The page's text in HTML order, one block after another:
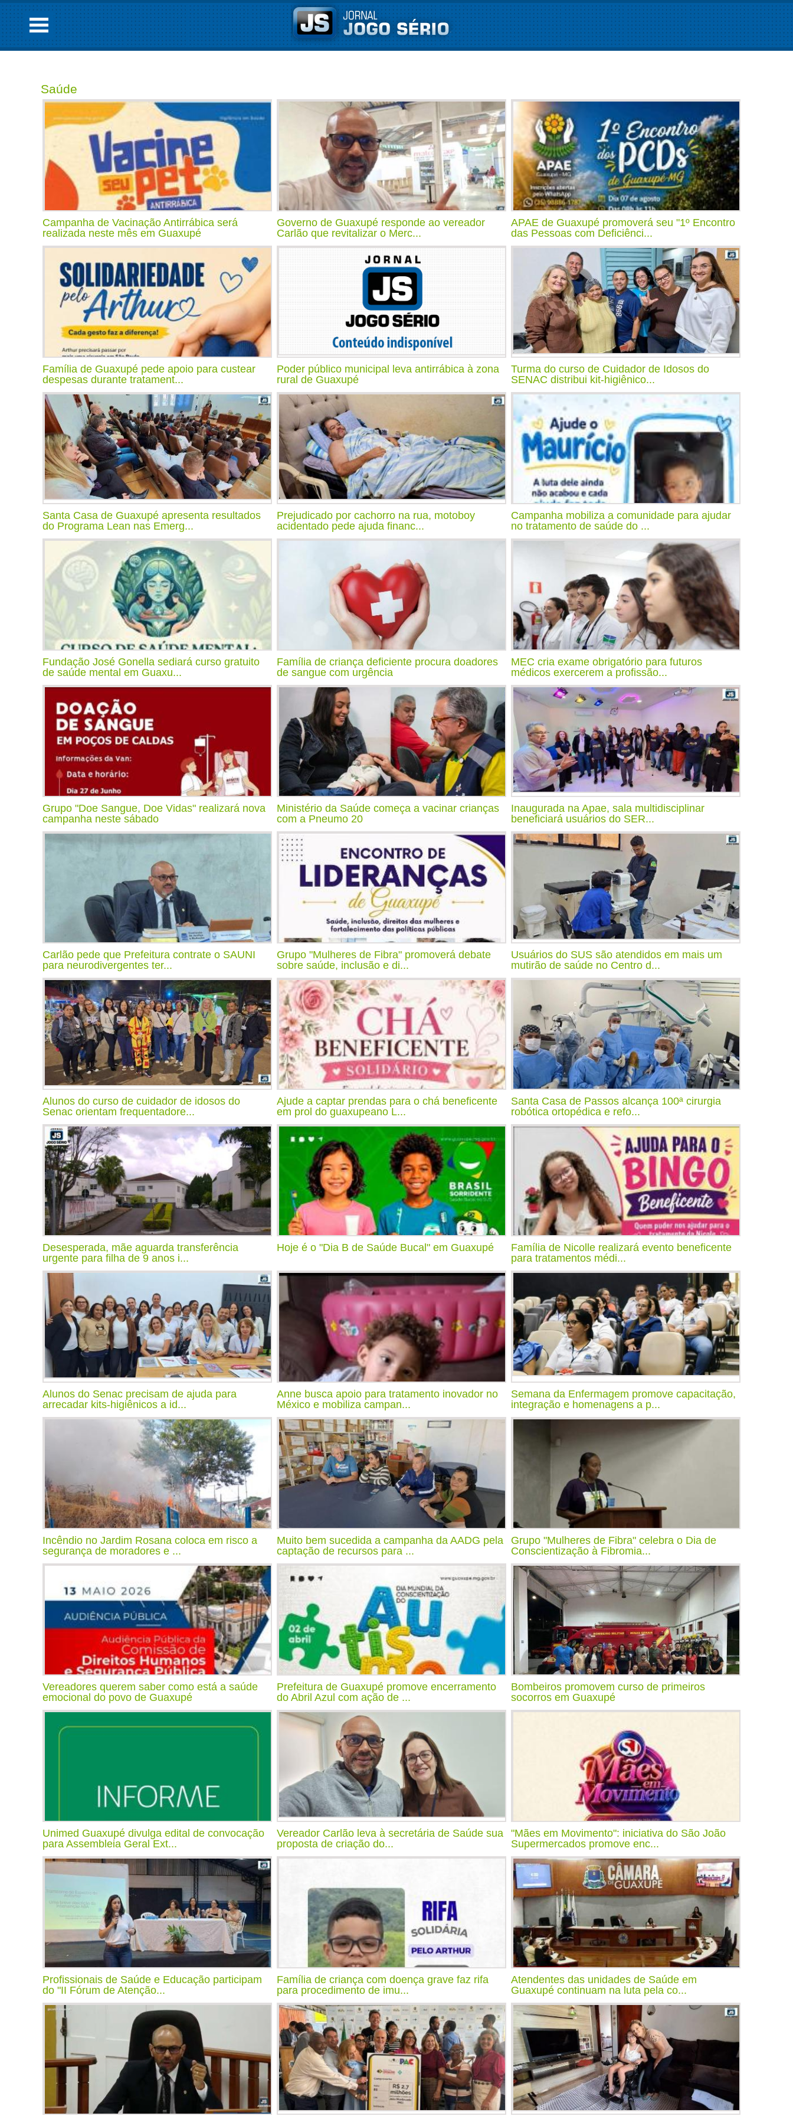
Saúde
Campanha de Vacinação Antirrábica será
realizada neste mês em Guaxupé
Governo de Guaxupé responde ao vereador
Carlão que revitalizar o Merc...
APAE de Guaxupé promoverá seu "1º Encontro
das Pessoas com Deficiênci...
Família de Guaxupé pede apoio para custear
despesas durante tratament...
Poder público municipal leva antirrábica à zona
rural de Guaxupé
Turma do curso de Cuidador de Idosos do
SENAC distribui kit-higiênico...
Santa Casa de Guaxupé apresenta resultados
do Programa Lean nas Emerg...
Prejudicado por cachorro na rua, motoboy
acidentado pede ajuda financ...
Campanha mobiliza a comunidade para ajudar
no tratamento de saúde do ...
Fundação José Gonella sediará curso gratuito
de saúde mental em Guaxu...
Família de criança deficiente procura doadores
de sangue com urgência
MEC cria exame obrigatório para futuros
médicos exercerem a profissão...
Grupo "Doe Sangue, Doe Vidas" realizará nova
campanha neste sábado
Ministério da Saúde começa a vacinar crianças
com a Pneumo 20
Inaugurada na Apae, sala multidisciplinar
beneficiará usuários do SER...
Carlão pede que Prefeitura contrate o SAUNI
para neurodivergentes ter...
Grupo "Mulheres de Fibra" promoverá debate
sobre saúde, inclusão e di...
Usuários do SUS são atendidos em mais um
mutirão de saúde no Centro d...
Alunos do curso de cuidador de idosos do
Senac orientam frequentadore...
Ajude a captar prendas para o chá beneficente
em prol do guaxupeano L...
Santa Casa de Passos alcança 100ª cirurgia
robótica ortopédica e refo...
Desesperada, mãe aguarda transferência
urgente para filha de 9 anos i...
Hoje é o "Dia B de Saúde Bucal" em Guaxupé
Família de Nicolle realizará evento beneficente
para tratamentos médi...
Alunos do Senac precisam de ajuda para
arrecadar kits-higiênicos a id...
Anne busca apoio para tratamento inovador no
México e mobiliza campan...
Semana da Enfermagem promove capacitação,
integração e homenagens a p...
Incêndio no Jardim Rosana coloca em risco a
segurança de moradores e ...
Muito bem sucedida a campanha da AADG pela
captação de recursos para ...
Grupo "Mulheres de Fibra" celebra o Dia de
Conscientização à Fibromia...
Vereadores querem saber como está a saúde
emocional do povo de Guaxupé
Prefeitura de Guaxupé promove encerramento
do Abril Azul com ação de ...
Bombeiros promovem curso de primeiros
socorros em Guaxupé
Unimed Guaxupé divulga edital de convocação
para Assembleia Geral Ext...
Vereador Carlão leva à secretária de Saúde sua
proposta de criação do...
"Mães em Movimento": iniciativa do São João
Supermercados promove enc...
Profissionais de Saúde e Educação participam
do "II Fórum de Atenção...
Família de criança com doença grave faz rifa
para procedimento de imu...
Atendentes das unidades de Saúde em
Guaxupé continuam na luta pela co...